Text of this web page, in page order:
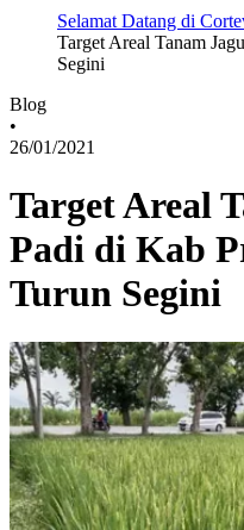
Selamat Datang di
Target Areal Tanam
Segini
Blog
•
26/01/2021
Target Areal
Padi di Kab
Turun Segini